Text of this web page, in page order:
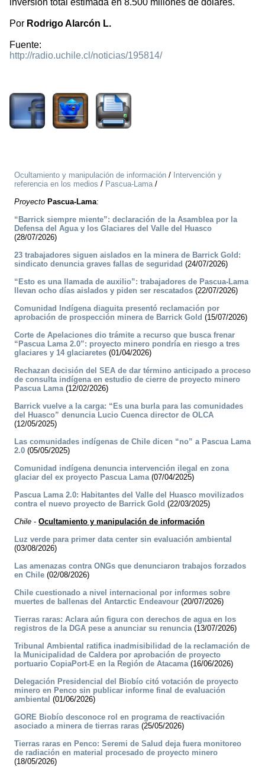
inversión total estimada en 8.500 millones de dólares.
Por Rodrigo Alarcón L.
Fuente:
http://radio.uchile.cl/noticias/195814/
Ocultamiento y manipulación de información / Intervención y
referencia en los medios / Pascua-Lama/
Proyecto Pascua-Lama:
“Barrick siempre miente”: declaración de la Asamblea por la
Defensa del Agua y los Glaciares del Valle del Huasco
(28/07/2026)
23 trabajadores siguen aislados en la minera de Barrick Gold:
sindicato denuncia graves fallas de seguridad (24/07/2026)
“Esto es una llamada de auxilio”: trabajadores de Pascua-Lama
llevan ocho días aislados y piden ser rescatados (22/07/2026)
Comunidad Indígena diaguita presentó reclamación por
aprobación de prospección minera de Barrick Gold (15/07/2026)
Corte de Apelaciones dio trámite a recurso que busca frenar
“Pascua Lama 2.0”: proyecto minero pondría en riesgo a tres
glaciares y 14 glaciaretes (01/04/2026)
Rechazan decisión del SEA de dar término anticipado a proceso
de consulta indígena en estudio de cierre de proyecto minero
Pascua Lama(12/02/2026)
Barrick vuelve a la carga: “Es una burla para las comunidades
del Huasco” denuncia Lucio Cuenca director de OLCA
(12/05/2025)
Las comunidades indígenas de Chile dicen “no” a Pascua Lama
2.0 (05/05/2025)
Comunidad indígena denuncia intervención ilegal en zona
glaciar del ex proyecto Pascua Lama(07/04/2025)
Pascua Lama 2.0: Habitantes del Valle del Huasco movilizados
contra el nuevo proyecto de Barrick Gold (22/03/2025)
Chile - Ocultamiento y manipulación de información
Luz verde para primer data center sin evaluación ambiental
(03/08/2026)
Las amenazas contra ONGs que denunciaron trabajos forzados
en Chile (02/08/2026)
Chile cuestionado a nivel internacional por informes sobre
muertes de ballenas del Antarctic Endeavour (20/07/2026)
Tierras raras: Aclara aún figura con derechos de agua en los
registros de la DGA pese a anunciar su renuncia(13/07/2026)
Tribunal Ambiental ratifica inadmisibilidad de la reclamación de
la Municipalidad de Caldera por aprobación de proyecto
portuario CopiaPort-E en la Región de Atacama(16/06/2026)
Delegación Presidencial del Biobío citó votación de proyecto
minero en Penco sin publicar informe final de evaluación
ambiental (01/06/2026)
GORE Biobío desconoce rol en programa de reactivación
asociado a minera de tierras raras (25/05/2026)
Tierras raras en Penco: Seremi de Salud deja fuera monitoreo
de radiación en material procesado de proyecto minero
(18/05/2026)